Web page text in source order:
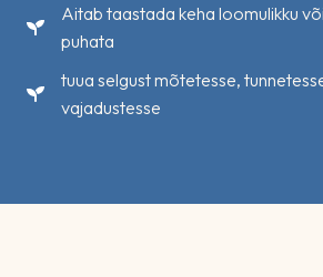
Aitab taastada keha loomulikku
puhata
tuua selgust mõtetesse,
vajadustesse